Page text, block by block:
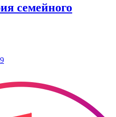
семейного